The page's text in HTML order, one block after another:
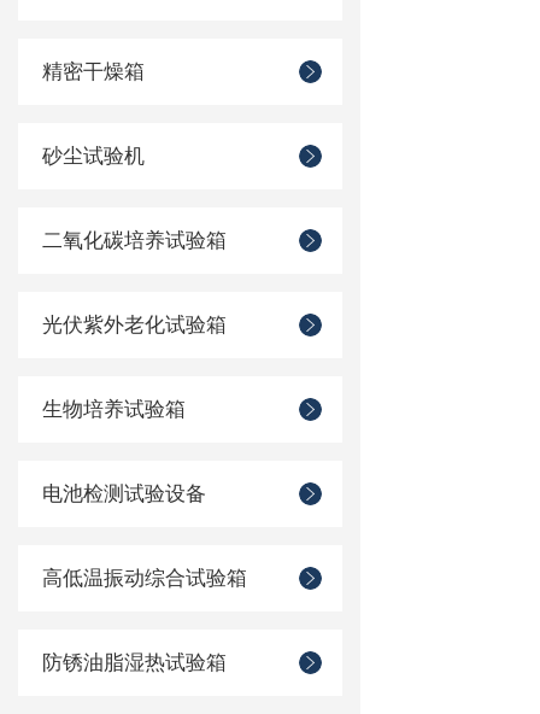
精密干燥箱
砂尘试验机
二氧化碳培养试验箱
光伏紫外老化试验箱
生物培养试验箱
电池检测试验设备
高低温振动综合试验箱
防锈油脂湿热试验箱